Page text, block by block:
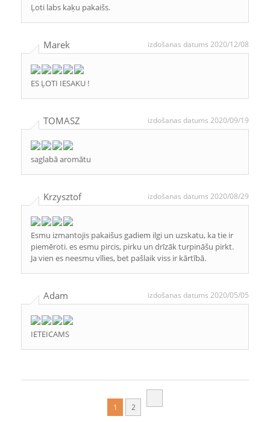
Ļoti labs kaķu pakaišs.
Marek izdošanas datums 2020/12/08
ES ĻOTI IESAKU !
TOMASZ izdošanas datums 2020/09/19
saglabā aromātu
Krzysztof izdošanas datums 2020/08/29
Esmu izmantojis pakaišus gadiem ilgi un uzskatu, ka tie ir
piemēroti. es esmu pircis, pirku un drīzāk turpināšu pirkt.
Ja vien es neesmu vīlies, bet pašlaik viss ir kārtībā.
Adam izdošanas datums 2020/05/05
IETEICAMS
1 2